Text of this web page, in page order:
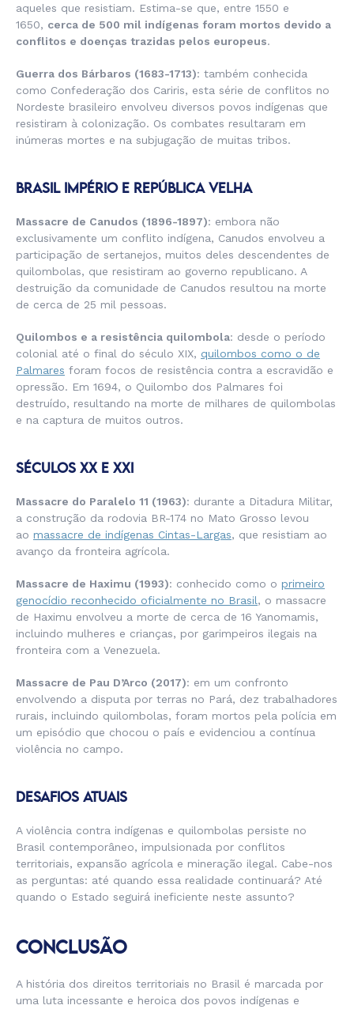
aqueles que resistiam. Estima-se que, entre 1550 e
1650, cerca de 500 mil indígenas foram mortos devido a
conflitos e doenças trazidas pelos europeus.
Guerra dos Bárbaros (1683-1713): também conhecida
como Confederação dos Cariris, esta série de conflitos no
Nordeste brasileiro envolveu diversos povos indígenas que
resistiram à colonização. Os combates resultaram em
inúmeras mortes e na subjugação de muitas tribos.
BRASIL IMPÉRIO E REPÚBLICA VELHA
Massacre de Canudos (1896-1897): embora não
exclusivamente um conflito indígena, Canudos envolveu a
participação de sertanejos, muitos deles descendentes de
quilombolas, que resistiram ao governo republicano. A
destruição da comunidade de Canudos resultou na morte
de cerca de 25 mil pessoas.
Quilombos e a resistência quilombola: desde o período
colonial até o final do século XIX, quilombos como o de
Palmares foram focos de resistência contra a escravidão e
opressão. Em 1694, o Quilombo dos Palmares foi
destruído, resultando na morte de milhares de quilombolas
e na captura de muitos outros.
SÉCULOS XX E XXI
Massacre do Paralelo 11 (1963): durante a Ditadura Militar,
a construção da rodovia BR-174 no Mato Grosso levou
ao massacre de indígenas Cintas-Largas, que resistiam ao
avanço da fronteira agrícola.
Massacre de Haximu (1993): conhecido como o primeiro
genocídio reconhecido oficialmente no Brasil, o massacre
de Haximu envolveu a morte de cerca de 16 Yanomamis,
incluindo mulheres e crianças, por garimpeiros ilegais na
fronteira com a Venezuela.
Massacre de Pau D’Arco (2017): em um confronto
envolvendo a disputa por terras no Pará, dez trabalhadores
rurais, incluindo quilombolas, foram mortos pela polícia em
um episódio que chocou o país e evidenciou a contínua
violência no campo.
DESAFIOS ATUAIS
A violência contra indígenas e quilombolas persiste no
Brasil contemporâneo, impulsionada por conflitos
territoriais, expansão agrícola e mineração ilegal. Cabe-nos
as perguntas: até quando essa realidade continuará? Até
quando o Estado seguirá ineficiente neste assunto?
CONCLUSÃO
A história dos direitos territoriais no Brasil é marcada por
uma luta incessante e heroica dos povos indígenas e